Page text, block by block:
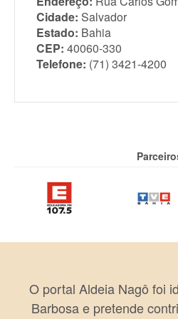
Cidade: Salvador
Estado: Bahia
CEP: 40060-330
Telefone: (71) 3421-4200
O portal Aldeia Nagô foi
Barbosa e pretende